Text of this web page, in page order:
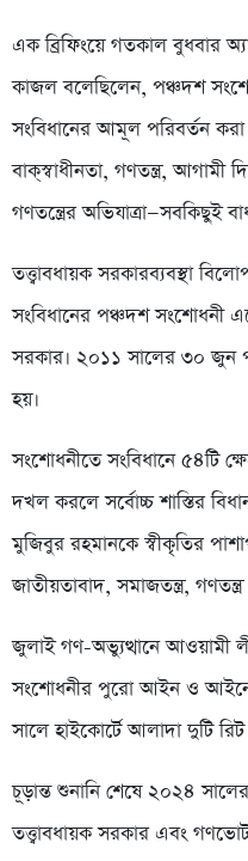
এক ব্রিফিংয়ে গতকাল বুধবার
কাজল বলেছিলেন, পঞ্চদশ
সংবিধানের আমূল পরিবর্তন করা
বাক্‌স্বাধীনতা, গণতন্ত্র, আগামী
গণতন্ত্রের অভিযাত্রা—সবকিছুই
তত্ত্বাবধায়ক সরকারব্যবস্থা
সংবিধানের পঞ্চদশ সংশোধনী
সরকার। ২০১১ সালের ৩০ জুন
হয়।
সংশোধনীতে সংবিধানে ৫৪টি
দখল করলে সর্বোচ্চ শাস্তির
মুজিবুর রহমানকে স্বীকৃতির
জাতীয়তাবাদ, সমাজতন্ত্র,
জুলাই গণ-অভ্যুত্থানে আওয়ামী
সংশোধনীর পুরো আইন ও
সালে হাইকোর্টে আলাদা দুটি
চূড়ান্ত শুনানি শেষে ২০২৪
তত্ত্বাবধায়ক সরকার এবং